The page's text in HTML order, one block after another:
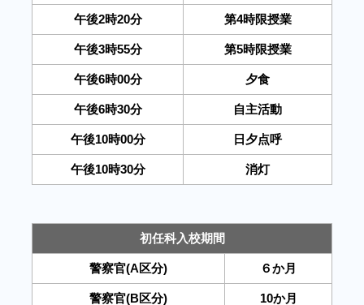
午後2時20分 第4時限授業
午後3時55分 第5時限授業
午後6時00分 夕食
午後6時30分 自主活動
午後10時00分 日夕点呼
午後10時30分 消灯
初任科入校期間
警察官(A区分) ６か月
警察官(B区分) 10か月